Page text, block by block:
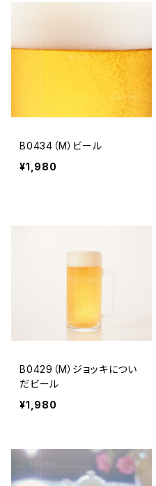
B0434（M）ビール
¥1,980
B0429（M）ジョッキについ
だビール
¥1,980